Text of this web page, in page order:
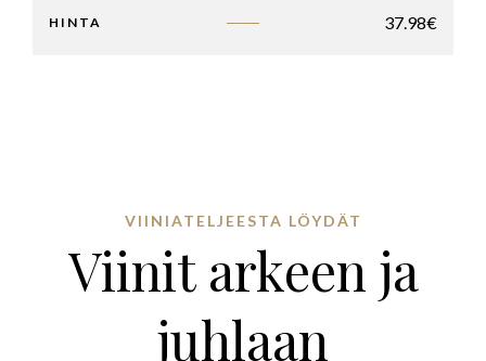
HINTA 37.98€
VIINIATELJEESTA LÖYDÄT
Viinit arkeen ja
juhlaan